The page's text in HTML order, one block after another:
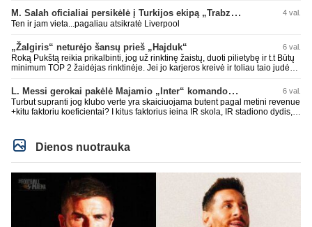
laurynas ikalbins
M. Salah oficialiai persikėlė į Turkijos ekipą „Trabzonspor“ 4 val.
Ten ir jam vieta...pagaliau atsikratė Liverpool
„Žalgiris“ neturėjo šansų prieš „Hajduk“ 6 val.
Roką Pukštą reikia prikalbinti, jog už rinktinę žaistų, duoti pilietybę ir t.t Būtų
minimum TOP 2 žaidėjas rinktinėje. Jei jo karjeros kreivė ir toliau taio judės,
L. Messi gerokai pakėlė Majamio „Inter“ komandos vertę 6 val.
Turbut supranti jog klubo verte yra skaiciuojama butent pagal metini revenue
+kitu faktoriu koeficientai? I kitus faktorius ieina IR skola, IR stadiono dydis,
milzinisko klubo vertes suoli siemet. Be to, tie 200 pamineti cia yra visiskai
on-point, jeigu jau musu mylimas D. prasneko apie klubo vertes kelima, arba
CR atveju - numusima.
Dienos nuotrauka